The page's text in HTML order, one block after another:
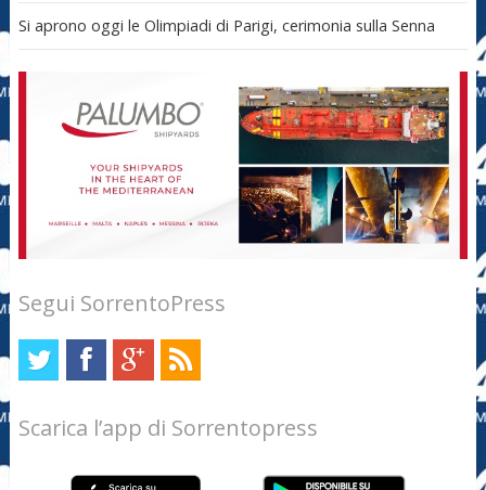
Si aprono oggi le Olimpiadi di Parigi, cerimonia sulla Senna
Segui SorrentoPress
Scarica l’app di Sorrentopress